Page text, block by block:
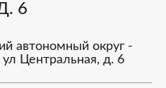
6
автономный округ -
Центральная, д. 6